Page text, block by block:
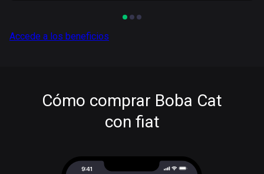
Accede a los beneficios
Cómo comprar Boba Cat
con fiat